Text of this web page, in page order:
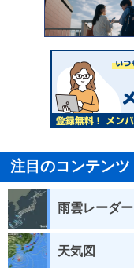
注目のコンテンツ
雨雲レーダー
天気図